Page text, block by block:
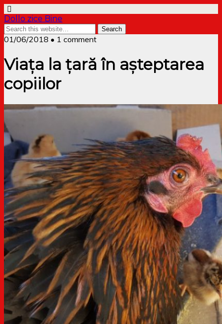
Dollo zice Bine
01/06/2018 • 1 comment
Viața la țară în așteptarea
copiilor